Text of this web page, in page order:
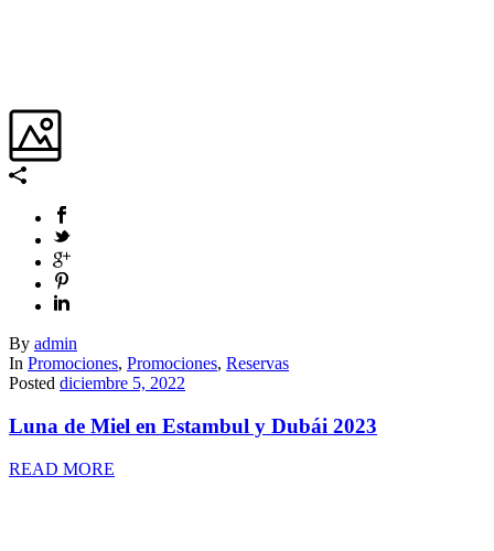
By admin
In Promociones, Promociones, Reservas
Posted diciembre 5, 2022
Luna de Miel en Estambul y Dubái 2023
READ MORE